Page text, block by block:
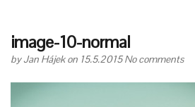
image-10-normal
byJan Hájekon 15.5.2015No comments